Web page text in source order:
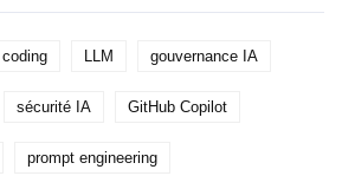
LLM gouvernance IA
sécurité IA GitHub Copilot
prompt engineering